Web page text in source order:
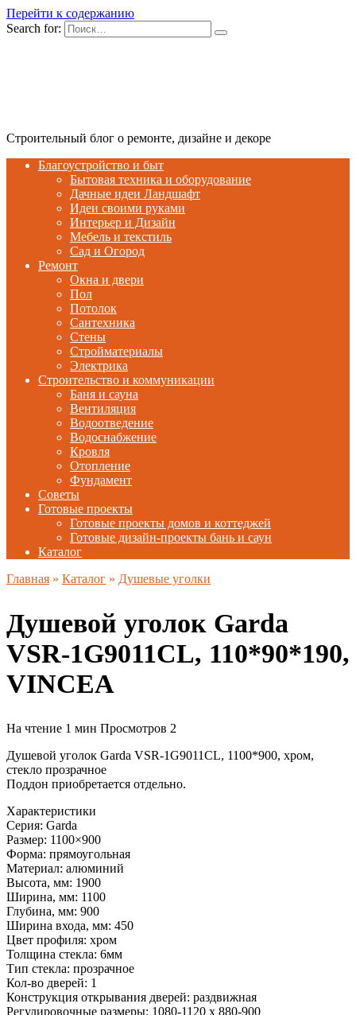
Перейти к содержанию
Search for:
Строительный блог о ремонте, дизайне и декоре
Благоустройство и быт
Бытовая техника и оборудование
Дачные идеи Ландшафт
Идеи своими руками
Интерьер и Дизайн
Мебель и текстиль
Сад и Огород
Ремонт
Окна и двери
Пол
Потолок
Сантехника
Стены
Стройматериалы
Электрика
Строительство и коммуникации
Баня и сауна
Вентиляция
Водоотведение
Водоснабжение
Кровля
Отопление
Фундамент
Советы
Готовые проекты
Готовые проекты домов и коттеджей
Готовые дизайн-проекты бань и саун
Каталог
Главная » Каталог » Душевые уголки
Душевой уголок Garda
VSR-1G9011CL, 110*90*190,
VINCEA
На чтение 1 мин Просмотров 2
Душевой уголок Garda VSR-1G9011CL, 1100*900, хром,
стекло прозрачное
Поддон приобретается отдельно.
Характеристики
Серия: Garda
Размер: 1100×900
Форма: прямоугольная
Материал: алюминий
Высота, мм: 1900
Ширина, мм: 1100
Глубина, мм: 900
Ширина входа, мм: 450
Цвет профиля: хром
Толщина стекла: 6мм
Тип стекла: прозрачное
Кол-во дверей: 1
Конструкция открывания дверей: раздвижная
Регулировочные размеры: 1080-1120 x 880-900